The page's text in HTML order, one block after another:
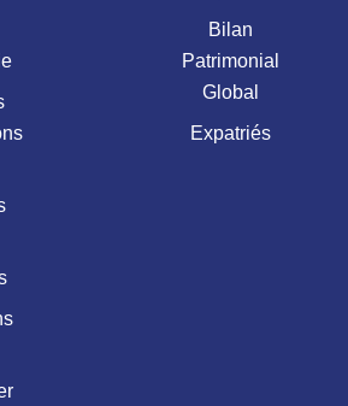
Bilan
Patrimonial
Global
Expatriés